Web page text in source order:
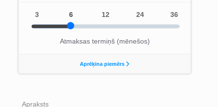
Apraksts